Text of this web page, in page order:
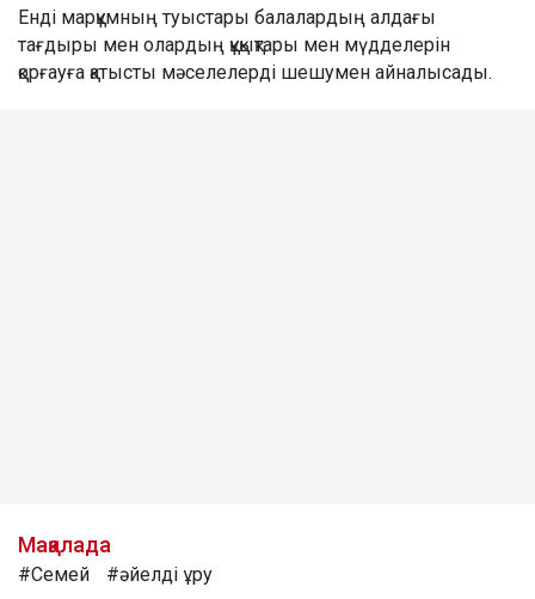
Енді марқұмның туыстары балалардың алдағы
тағдыры мен олардың құқықтары мен мүдделерін
қорғауға қатысты мәселелерді шешумен айналысады.
Мақалада
#Семей #әйелді ұру